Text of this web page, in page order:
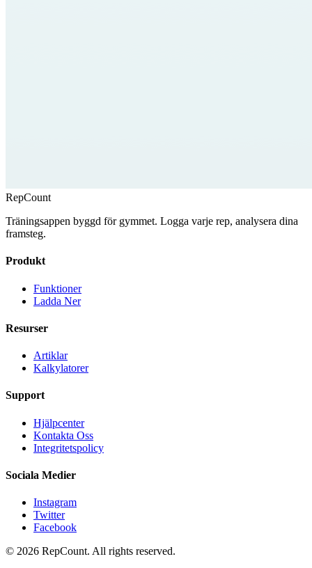
RepCount
Träningsappen byggd för gymmet. Logga varje rep, analysera dina
framsteg.
Produkt
Funktioner
Ladda Ner
Resurser
Artiklar
Kalkylatorer
Support
Hjälpcenter
Kontakta Oss
Integritetspolicy
Sociala Medier
Instagram
Twitter
Facebook
© 2026 RepCount. All rights reserved.